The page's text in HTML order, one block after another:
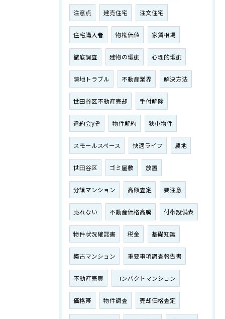
注意点 建売住宅 注文住宅
住宅購入者 物権価値 家賃相場
徹底調査 建物の瑕疵 心理的瑕疵
隣地トラブル 不動産業界 解決方法
世田谷区不動産売却 手付解除
違約会yぞ 物件解約 狭小物件
スモールスペース 快適ライフ 農地
世田谷区 ゴミ屋敷 放置
分譲マンション 高額査定 要注意
売れない 不動産価格高騰 付帯設備表
物件状況確認書 税金 基礎知識
築古マンション 重要事項調査報告書
不動産売買 コンパクトマンション
価格帯 物件調査 売却価格査定